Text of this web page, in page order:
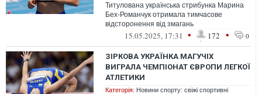
Титулована українська стрибунка Марина
Бех-Романчук отримала тимчасове
відсторонення від змагань
15.05.2025, 17:31 • 172 • 0
ЗІРКОВА УКРАЇНКА МАГУЧІХ
ВИГРАЛА ЧЕМПІОНАТ ЄВРОПИ ЛЕГКОЇ
АТЛЕТИКИ
Категорія: Новини спорту: свіжі спортивні